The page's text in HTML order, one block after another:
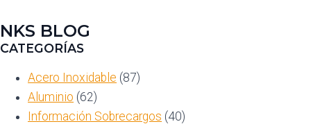
NKS BLOG
CATEGORÍAS
Acero Inoxidable (87)
Aluminio (62)
Información Sobrecargos (40)